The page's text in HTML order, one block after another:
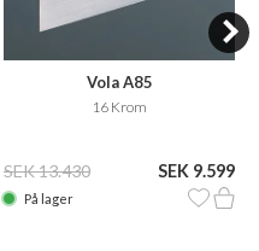
Vola A85
16 Krom
SEK 13.430 SEK 9.599
På lager